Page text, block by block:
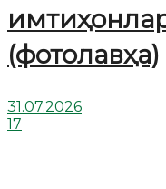
(фотолавҳа)
31.07.2026
17